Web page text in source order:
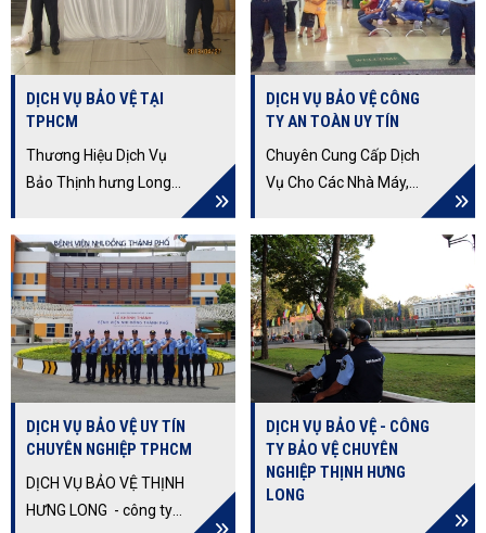
Bình, Thành phố Hồ Chí
Minh Lĩnh vực hoạt
động: Cung cấp dịch vụ
bảo vệ và an ninh cho
khách hàng trong khu
vực Bình Tân.
sở hữu đội ngũ nhân
viên giàu kinh nghiệm,
trình độ chuyên môn
cao… làm hài lòng ngay
cả những khách hàng
khó tính nhất.
DỊCH VỤ BẢO VỆ TẠI
TPHCM
Thương Hiệu Dịch Vụ
Bảo Thịnh hưng Long
Kết Dịch Vụ Chất Lượng
Cao. Cung Cấp Bảo Vệ
Vệ Sĩ Cho Các Mục Tiêu
Cố Định, Di Động,
Trường Học, Sự Kiện...
DỊCH VỤ BẢO VỆ CÔNG
TY AN TOÀN UY TÍN
Chuyên Cung Cấp Dịch
Vụ Cho Các Nhà Máy,
Khách Sạn, Ngân Hàng
Uy Tín. Cam Kết Dịch Vụ
Chuyên Nghiệp Uy Tín,
Đem Lại Sự Hài Lòng Và
An Tâm
DỊCH VỤ BẢO VỆ UY TÍN
CHUYÊN NGHIỆP TPHCM
DỊCH VỤ BẢO VỆ THỊNH
HƯNG LONG - công ty
DỊCH VỤ BẢO VỆ - CÔNG
TY BẢO VỆ CHUYÊN
NGHIỆP THỊNH HƯNG
LONG